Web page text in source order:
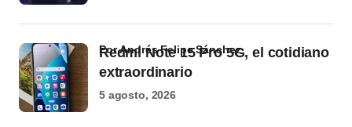
Redmi Note 15 Pro 5G, el cotidiano
extraordinario
por Andrés Felipe Sánchez
5 agosto, 2026